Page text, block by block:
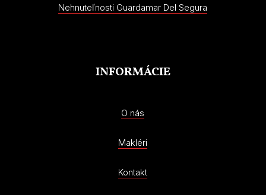
Nehnuteľnosti Guardamar Del Segura
INFORMÁCIE
O nás
Makléri
Kontakt